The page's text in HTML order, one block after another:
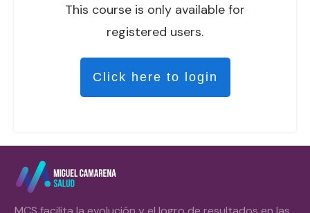
This course is only available for
registered users.
Click here to login